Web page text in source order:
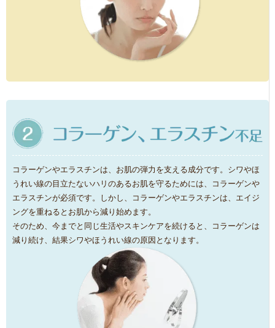
コラーゲンやエラスチンは、お肌の弾力を支える成分です。シワやほ
うれい線の目立たないハリのあるお肌を守るためには、コラーゲンや
エラスチンが必須です。しかし、コラーゲンやエラスチンは、エイジ
ングを重ねるとお肌から減り始めます。
そのため、今までと同じ生活やスキンケアを続けると、コラーゲンは
減り続け、結果シワやほうれい線の原因となります。